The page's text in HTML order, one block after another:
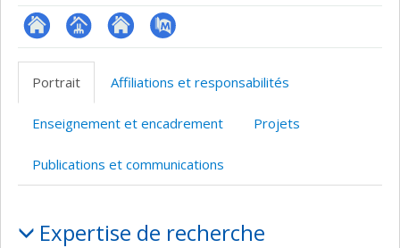
ResearchGate
Page
(faculté,département,école)
Site
l’unité
recherche
PubMed
Portrait
Affiliations et responsabilités
Enseignement et encadrement Projets
Publications et communications
Expertise de recherche